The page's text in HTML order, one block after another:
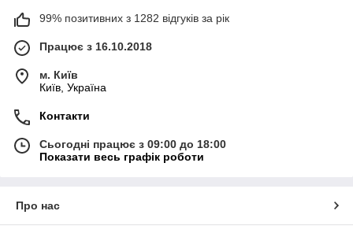
99% позитивних з 1282 відгуків за рік
Працює з 16.10.2018
м. Київ
Київ, Україна
Контакти
Сьогодні працює з 09:00 до 18:00
Показати весь графік роботи
Про нас